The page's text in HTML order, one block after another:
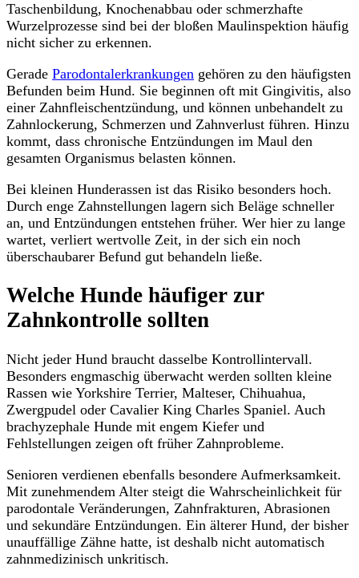
Taschenbildung, Knochenabbau oder schmerzhafte
Wurzelprozesse sind bei der bloßen Maulinspektion häufig
nicht sicher zu erkennen.
Gerade Parodontalerkrankungen gehören zu den häufigsten
Befunden beim Hund. Sie beginnen oft mit Gingivitis, also
einer Zahnfleischentzündung, und können unbehandelt zu
Zahnlockerung, Schmerzen und Zahnverlust führen. Hinzu
kommt, dass chronische Entzündungen im Maul den
gesamten Organismus belasten können.
Bei kleinen Hunderassen ist das Risiko besonders hoch.
Durch enge Zahnstellungen lagern sich Beläge schneller
an, und Entzündungen entstehen früher. Wer hier zu lange
wartet, verliert wertvolle Zeit, in der sich ein noch
überschaubarer Befund gut behandeln ließe.
Welche Hunde häufiger zur
Zahnkontrolle sollten
Nicht jeder Hund braucht dasselbe Kontrollintervall.
Besonders engmaschig überwacht werden sollten kleine
Rassen wie Yorkshire Terrier, Malteser, Chihuahua,
Zwergpudel oder Cavalier King Charles Spaniel. Auch
brachyzephale Hunde mit engem Kiefer und
Fehlstellungen zeigen oft früher Zahnprobleme.
Senioren verdienen ebenfalls besondere Aufmerksamkeit.
Mit zunehmendem Alter steigt die Wahrscheinlichkeit für
parodontale Veränderungen, Zahnfrakturen, Abrasionen
und sekundäre Entzündungen. Ein älterer Hund, der bisher
unauffällige Zähne hatte, ist deshalb nicht automatisch
zahnmedizinisch unkritisch.